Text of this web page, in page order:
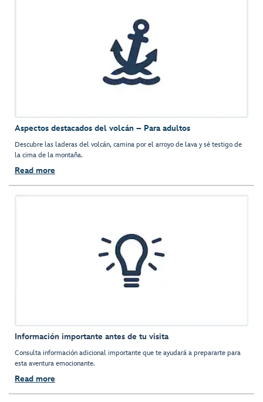
Aspectos destacados del volcán – Para adultos
Descubre las laderas del volcán, camina por el arroyo de lava y sé testigo de
la cima de la montaña.
Read more
Información importante antes de tu visita
Consulta información adicional importante que te ayudará a prepararte para
esta aventura emocionante.
Read more